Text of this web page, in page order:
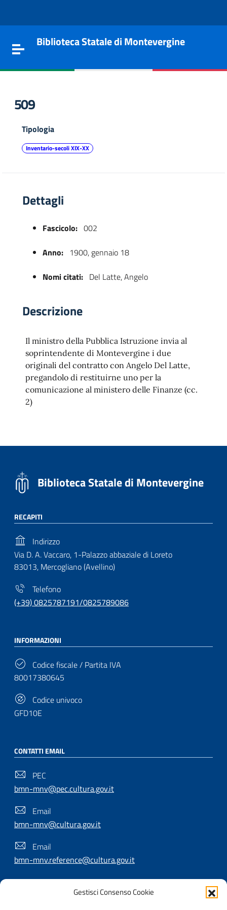
Gestisci Consenso Cookie
Toggle navigation
Biblioteca Statale di Montevergine
509
Tipologia
Inventario-secoli XIX-XX
Dettagli
Fascicolo: 002
Anno: 1900, gennaio 18
Nomi citati: Del Latte, Angelo
Descrizione
Il ministro della Pubblica Istruzione invia al
soprintendente di Montevergine i due
originali del contratto con Angelo Del Latte,
pregandolo di restituirne uno per la
comunicazione al ministero delle Finanze (cc.
2)
Biblioteca Statale di Montevergine
RECAPITI
Indirizzo
Via D. A. Vaccaro, 1-Palazzo abbaziale di Loreto
83013, Mercogliano (Avellino)
Telefono
(+39) 0825787191/0825789086
INFORMAZIONI
Codice fiscale / Partita IVA
80017380645
Codice univoco
GFD10E
CONTATTI EMAIL
PEC
bmn-mnv@pec.cultura.gov.it
Email
bmn-mnv@cultura.gov.it
Email
bmn-mnv.reference@cultura.gov.it